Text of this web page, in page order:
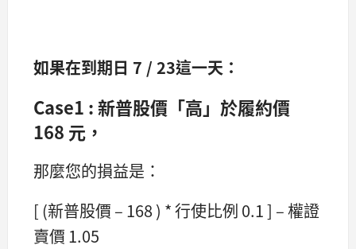
如果在到期日 7 / 23這一天：
Case1 : 新普股價「高」於履約價
168 元，
那麼您的損益是：
[ (新普股價 – 168 ) * 行使比例 0.1 ] – 權證
賣價 1.05